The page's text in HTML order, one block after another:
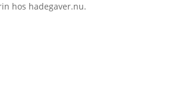
hos hadegaver.nu.